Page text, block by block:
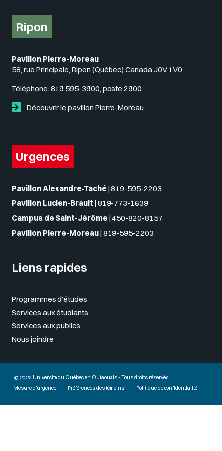
Ripon
Pavillon Pierre-Moreau
58, rue Principale, Ripon (Québec) Canada J0V 1V0
Téléphone: 819 595-3900, poste 2900
Découvrir le pavillon Pierre-Moreau
Urgences
Pavillon Alexandre-Taché | 819-595-2203
Pavillon Lucien-Brault | 819-773-1639
Campus de Saint-Jérôme | 450-820-8157
Pavillon Pierre-Moreau| 819-595-2203
Liens rapides
Programmes d'études
Services aux étudiants
Services aux publics
Nous joindre
© 2026 Université du Québec en Outaouais - Tous droits réservés
Mesure d'urgence
Préférences des témoins Politique de confidentialité